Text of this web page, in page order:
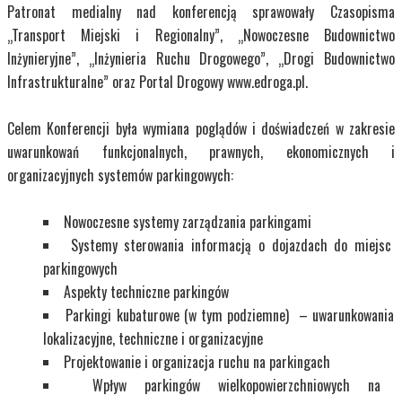
Patronat medialny nad konferencją sprawowały Czasopisma
„Transport Miejski i Regionalny”, „Nowoczesne Budownictwo
Inżynieryjne”, „Inżynieria Ruchu Drogowego”, „Drogi Budownictwo
Infrastrukturalne” oraz Portal Drogowy www.edroga.pl.
Celem Konferencji była wymiana poglądów i doświadczeń w zakresie
uwarunkowań funkcjonalnych, prawnych, ekonomicznych i
organizacyjnych systemów parkingowych:
Nowoczesne systemy zarządzania parkingami
Systemy sterowania informacją o dojazdach do miejsc
parkingowych
Aspekty techniczne parkingów
Parkingi kubaturowe (w tym podziemne) – uwarunkowania
lokalizacyjne, techniczne i organizacyjne
Projektowanie i organizacja ruchu na parkingach
Wpływ parkingów wielkopowierzchniowych na